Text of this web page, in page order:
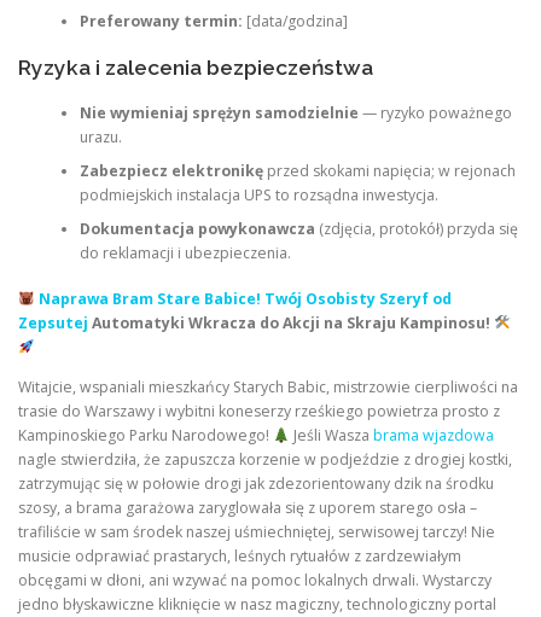
Preferowany termin: [data/godzina]
Ryzyka i zalecenia bezpieczeństwa
Nie wymieniaj sprężyn samodzielnie — ryzyko poważnego
urazu.
Zabezpiecz elektronikęprzed skokami napięcia; w rejonach
podmiejskich instalacja UPS to rozsądna inwestycja.
Dokumentacja powykonawcza (zdjęcia, protokół) przyda się
do reklamacji i ubezpieczenia.
Naprawa Bram Stare Babice! Twój Osobisty Szeryf od
Zepsutej Automatyki Wkracza do Akcji na Skraju Kampinosu!
Witajcie, wspaniali mieszkańcy Starych Babic, mistrzowie cierpliwości na
trasie do Warszawy i wybitni koneserzy rześkiego powietrza prosto z
Kampinoskiego Parku Narodowego!
Jeśli Wasza brama wjazdowa
nagle stwierdziła, że zapuszcza korzenie w podjeździe z drogiej kostki,
zatrzymując się w połowie drogi jak zdezorientowany dzik na środku
szosy, a brama garażowa zaryglowała się z uporem starego osła –
trafiliście w sam środek naszej uśmiechniętej, serwisowej tarczy! Nie
musicie odprawiać prastarych, leśnych rytuałów z zardzewiałym
obcęgami w dłoni, ani wzywać na pomoc lokalnych drwali. Wystarczy
jedno błyskawiczne kliknięcie w nasz magiczny, technologiczny portal